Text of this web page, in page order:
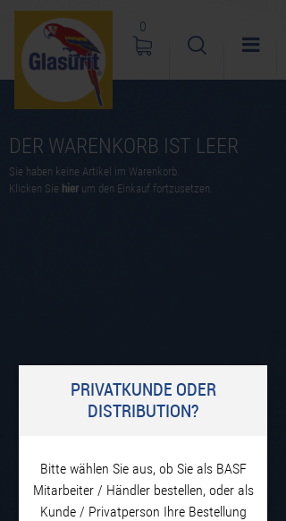
PRIVATKUNDE ODER
DISTRIBUTION?
Bitte wählen Sie aus, ob Sie als BASF
Mitarbeiter / Händler bestellen, oder als
Kunde / Privatperson Ihre Bestellung
0
DER WARENKORB IST LEER
Sie haben keine Artikel im Warenkorb.
Klicken Sie hier um den Einkauf fortzusetzen.